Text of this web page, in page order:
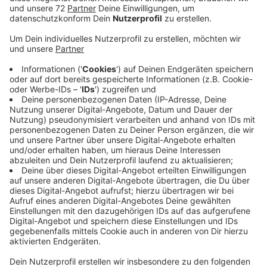
Bei einem Rundgang über die Baustelle haben Stadt
und Feuerwehr jetzt geschaut, wie es voran geht. Es
ist unter anderem schon zu erkennen, wo einmal die
neuen Umkleiden sein sollen. Zumindest stehen die
Mauern im Rohbau dafür schon und die Decke ist in
dem Bereich auch schon drauf. Auch andere Bereich
des Erdgeschosses nehmen immer mehr Gestalt an.
Große Betonpfeiler ragen an einer Seite senkrecht in
die Höhe. Hier entsteht die künftige Fahrzeughalle. Die
neue Wache ersetzt die bisherige knapp 50 Jahre alte
an der Mühlenstraße. Sie ist zu eng und nicht mehr
zeitgemäß. In der neuen Wache gibt es künftig endlich
getrennte Umkleiden für Feuerwehrfrauen und -
männer. Es ist mehr Platz, um gebrauchte und frische
Einsatzkleidung zu trennen und für Schulungsräume. In